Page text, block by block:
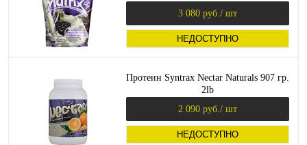
3 080 руб. / шт
НЕДОСТУПНО
Протеин Syntrax Nectar Naturals 907 гр.
2lb
2 090 руб. / шт
НЕДОСТУПНО